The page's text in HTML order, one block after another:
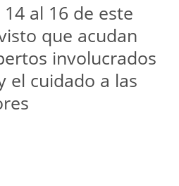
al 16 de este
que acudan
involucrados
el cuidado a las